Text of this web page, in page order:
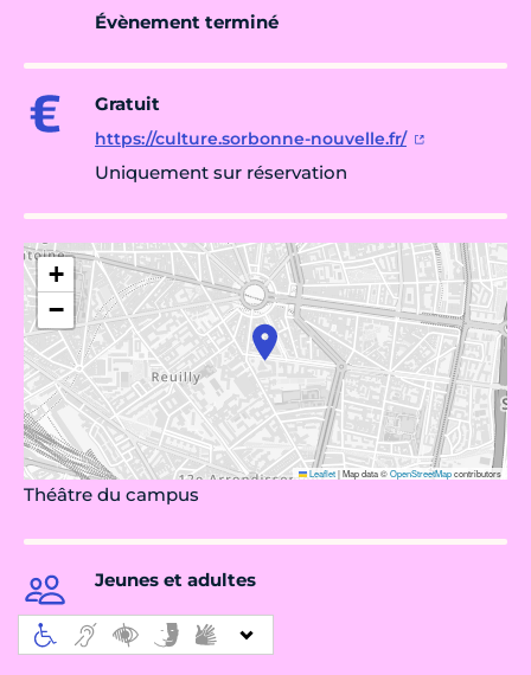
Évènement terminé
Gratuit
https://culture.sorbonne-nouvelle.fr/
Uniquement sur réservation
+
−
Leaflet|Map data ©OpenStreetMapcontributors
Théâtre du campus
Jeunes et adultes